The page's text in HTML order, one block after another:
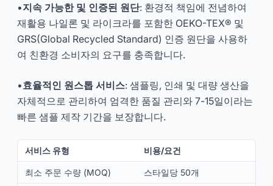
•지속 가능한 및 인증된 원단: 환경적 책임에 전념하여
재활용 나일론 및 라이크라를 포함한 OEKO-TEX® 및
GRS(Global Recycled Standard) 인증 원단을 사용하
여 친환경 소비자의 요구를 충족합니다.
•효율적인 원스톱 서비스: 샘플링, 인쇄 및 대량 생산을
자체적으로 관리하여 엄격한 품질 관리와 7-15일이라는
빠른 샘플 제작 기간을 보장합니다.
서비스 유형 비용/요건
최소 주문 수량 (MOQ) 스타일당 50개